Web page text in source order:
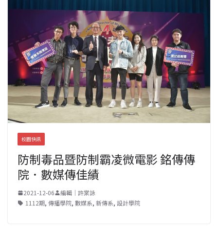
校園快訊
防制毒品暨防制霸凌微電影 銘傳傳
院．數媒傳佳績
2021-12-06
編輯｜許棠詠
1112期, 傳播學院, 數媒系, 新傳系, 設計學院